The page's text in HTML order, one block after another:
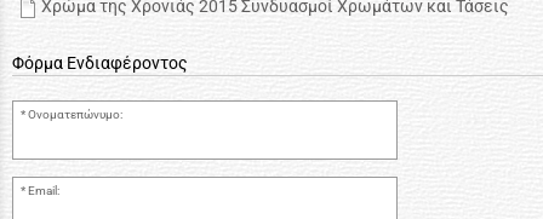
Χρώμα της Χρονιάς 2015 Συνδυασμοί Χρωμάτων και Τάσεις
Φόρμα Ενδιαφέροντος
Ονοματεπώνυμο:
Email: